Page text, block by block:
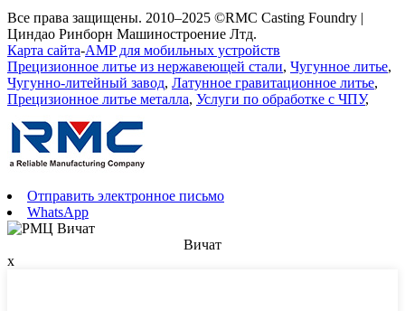
Все права защищены. 2010–2025 ©RMC Casting Foundry |
Циндао Ринборн Машиностроение Лтд.
Карта сайта-AMP для мобильных устройств
Прецизионное литье из нержавеющей стали, Чугунное литье,
Чугунно-литейный завод, Латунное гравитационное литье,
Прецизионное литье металла, Услуги по обработке с ЧПУ,
Отправить электронное письмо
WhatsApp
Вичат
x